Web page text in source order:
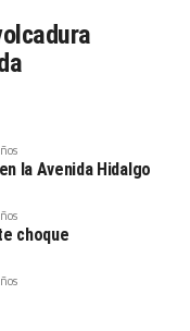
la Avenida Hidalgo
choque